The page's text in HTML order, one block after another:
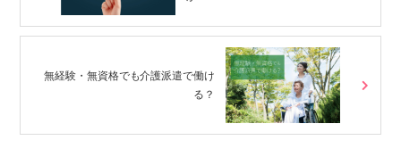
無経験・無資格でも介護派遣で働け
る？